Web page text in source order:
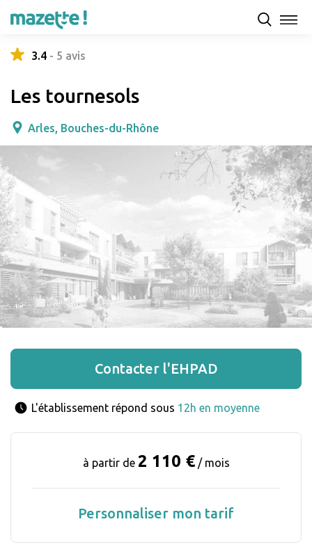
3.4 - 5 avis
Les tournesols
Arles, Bouches-du-Rhône
Contacter l'EHPAD
L'établissement répond sous 12h en moyenne
à partir de 2 110 €/ mois
Personnaliser mon tarif